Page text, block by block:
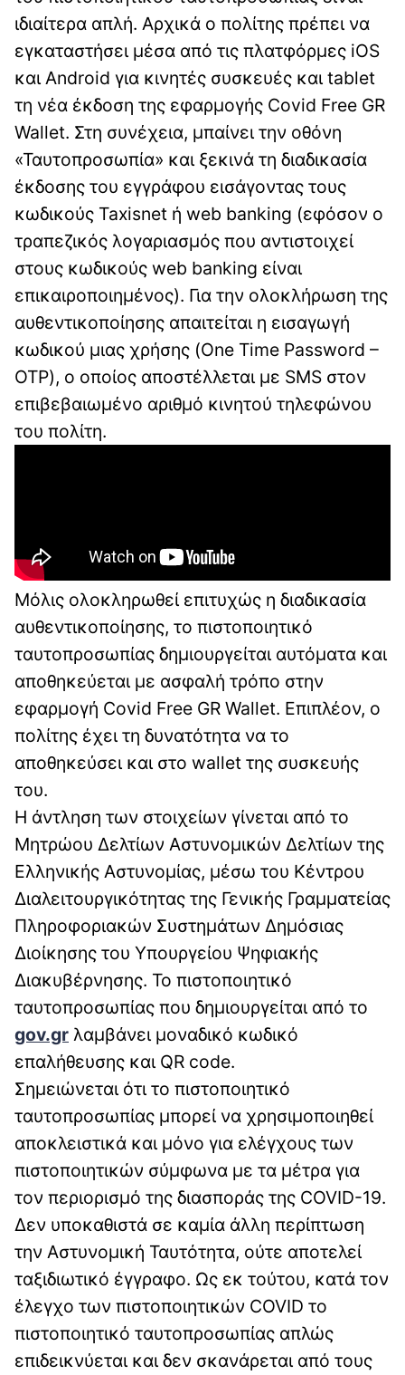
ιδιαίτερα απλή. Αρχικά ο πολίτης πρέπει να
εγκαταστήσει μέσα από τις πλατφόρμες iOS
και Android για κινητές συσκευές και tablet
τη νέα έκδοση της εφαρμογής Covid Free GR
Wallet. Στη συνέχεια, μπαίνει την οθόνη
«Ταυτοπροσωπία» και ξεκινά τη διαδικασία
έκδοσης του εγγράφου εισάγοντας τους
κωδικούς Taxisnet ή web banking (εφόσον ο
τραπεζικός λογαριασμός που αντιστοιχεί
στους κωδικούς web banking είναι
επικαιροποιημένος). Για την ολοκλήρωση της
αυθεντικοποίησης απαιτείται η εισαγωγή
κωδικού μιας χρήσης (One Time Password –
OTP), ο οποίος αποστέλλεται με SMS στον
επιβεβαιωμένο αριθμό κινητού τηλεφώνου
του πολίτη.
Μόλις ολοκληρωθεί επιτυχώς η διαδικασία
αυθεντικοποίησης, το πιστοποιητικό
ταυτοπροσωπίας δημιουργείται αυτόματα και
αποθηκεύεται με ασφαλή τρόπο στην
εφαρμογή Covid Free GR Wallet. Επιπλέον, ο
πολίτης έχει τη δυνατότητα να το
αποθηκεύσει και στο wallet της συσκευής
του.
Η άντληση των στοιχείων γίνεται από το
Μητρώου Δελτίων Αστυνομικών Δελτίων της
Ελληνικής Αστυνομίας, μέσω του Κέντρου
Διαλειτουργικότητας της Γενικής Γραμματείας
Πληροφοριακών Συστημάτων Δημόσιας
Διοίκησης του Υπουργείου Ψηφιακής
Διακυβέρνησης. Το πιστοποιητικό
ταυτοπροσωπίας που δημιουργείται από το
gov.gr λαμβάνει μοναδικό κωδικό
επαλήθευσης και QR code.
Σημειώνεται ότι το πιστοποιητικό
ταυτοπροσωπίας μπορεί να χρησιμοποιηθεί
αποκλειστικά και μόνο για ελέγχους των
πιστοποιητικών σύμφωνα με τα μέτρα για
τον περιορισμό της διασποράς της COVID-19.
Δεν υποκαθιστά σε καμία άλλη περίπτωση
την Αστυνομική Ταυτότητα, ούτε αποτελεί
ταξιδιωτικό έγγραφο. Ως εκ τούτου, κατά τον
έλεγχο των πιστοποιητικών COVID το
πιστοποιητικό ταυτοπροσωπίας απλώς
επιδεικνύεται και δεν σκανάρεται από τους